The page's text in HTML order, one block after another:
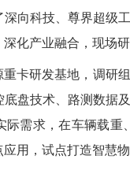
向科技、尊界超级
化产业融合，现场研
卡研发基地，调研
盘技术、路测数据
际需求，在车辆载
用，试点打造智慧物